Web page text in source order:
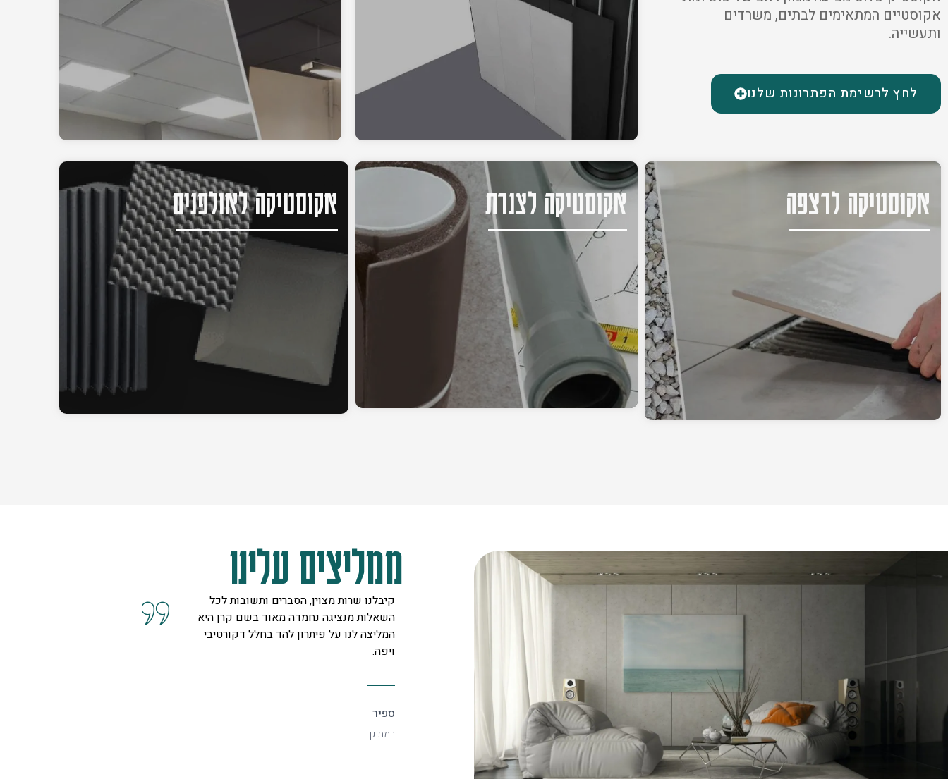
אקוסטיים המתאימים לבתים, משרדים
ותעשייה.
לחץ לרשימת הפתרונות שלנו
אקוסטיקה לרצפה אקוסטיקה לצנרת אקוסטיקה לאולפנים
ממליצים עלינו
היה לי בעיה של רעש עם שכן , הגעתי
לייעוץ עם יניב נתן שירות מא'-ת' וב"ה בנו לי
קיר אקוסטי ואני לא שומע בכלל את השכן.
איתי
קיבלנו שרות מצוין, הסברים ותשובות לכל
השאלות מנציגה נחמדה מאוד בשם קרן היא
המליצה לנו על פיתרון להד בחלל דקורטיבי
ויפה.
ספיר
רמת גן